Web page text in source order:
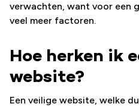
verwachten, want voor een
veel meer factoren.
Hoe herken ik
website?
Een veilige website, welke